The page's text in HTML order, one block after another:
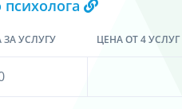
психолога
ЗА УСЛУГУ ЦЕНА ОТ 4 УСЛУГ